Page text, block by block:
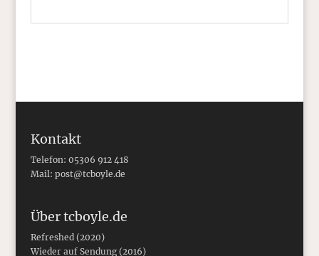
Kontakt
Telefon: 05306 912 418
Mail: post@tcboyle.de
Über tcboyle.de
Refreshed (2020)
Wieder auf Sendung (2016)